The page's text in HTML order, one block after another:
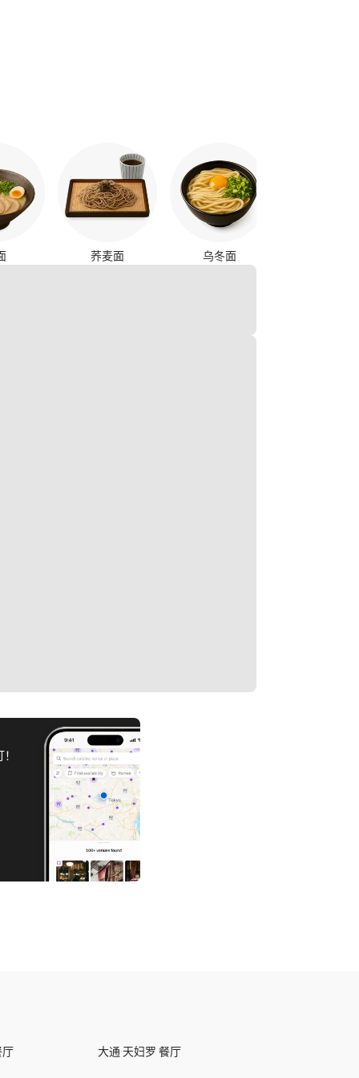
荞麦面 乌冬面
厅 大通 天妇罗 餐厅